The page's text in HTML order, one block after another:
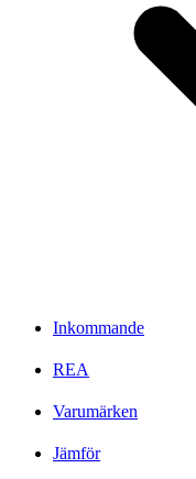
Inkommande
REA
Varumärken
Jämför